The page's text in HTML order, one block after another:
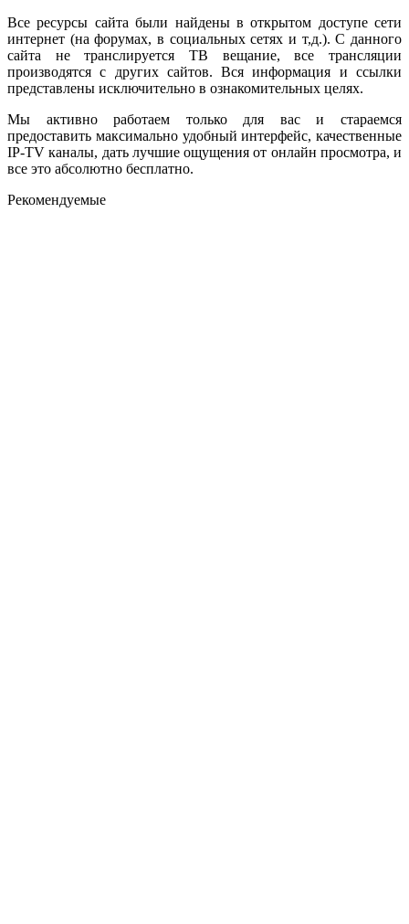
Все ресурсы сайта были найдены в открытом доступе сети
интернет (на форумах, в социальных сетях и т,д.). С данного
сайта не транслируется ТВ вещание, все трансляции
производятся с других сайтов. Вся информация и ссылки
представлены исключительно в ознакомительных целях.
Мы активно работаем только для вас и стараемся
предоставить максимально удобный интерфейс, качественные
IP-TV каналы, дать лучшие ощущения от онлайн просмотра, и
все это абсолютно бесплатно.
Рекомендуемые